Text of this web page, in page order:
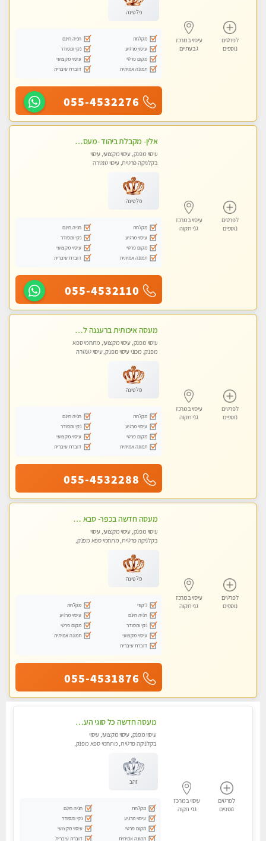
לפרטים
נוספים
עיסוי במרכז
גבעתיים
פלטינה
מקלחת
חניה חינם
עיסוי מרגיע
נקי ומסודר
מקום פרטי
עיסוי מקצועי
תמונה אמיתית
דוברת עיברית
055-4532276
לפרטים
נוספים
עיסוי במרכז
גני תקוה
אלין- מקבלת ביהוד -מעסה פרטית ואיכותית לבד ביהוד . עיסוי מפנק אצלי ביהוד
עיסוי מפנק, עיסוי מקצועי, עיסוי
בקלניקה פרטית, עיסוי טנטרה
פלטינה
מקלחת
חניה חינם
עיסוי מרגיע
נקי ומסודר
מקום פרטי
עיסוי מקצועי
תמונה אמיתית
דוברת עיברית
055-4532110
לפרטים
נוספים
עיסוי במרכז
גני תקוה
מעסה איכותית ברעננה למאסז מקצועי ומפנק לכל שרירי הגוף
עיסוי מפנק, עיסוי מקצועי, מתחמי ספא
מפנק, מכוני עיסוי מפנק, עיסוי טנטרה
פלטינה
מקלחת
חניה חינם
עיסוי מרגיע
נקי ומסודר
מקום פרטי
עיסוי מקצועי
תמונה אמיתית
דוברת עיברית
055-4532288
לפרטים
נוספים
עיסוי במרכז
גני תקוה
מעסה חדשה בכפר- סבא מוזמן לחוויה בלתי נשכחת!!!עיסוי מפנק ומקצועי ביותר במקום פרטי לחלוטין!
עיסוי מפנק, עיסוי מקצועי, עיסוי
בקלניקה פרטית, מתחמי ספא מפנק,
פלטינה
ג'קוזי
מקלחת
חניה חינם
עיסוי מרגיע
נקי ומסודר
מקום פרטי
עיסוי מקצועי
תמונה אמיתית
דוברת עיברית
055-4531876
לפרטים
נוספים
עיסוי במרכז
גני תקוה
מעסה חדשה כל סוגי העיסויים מעסה מקצועית ואיכותית פרטי!!!מומלץ לחלוטין!!
עיסוי מפנק, עיסוי מקצועי, עיסוי
בקלניקה פרטית, מתחמי ספא מפנק,
זהב
מקלחת
חניה חינם
עיסוי מרגיע
נקי ומסודר
מקום פרטי
עיסוי מקצועי
תמונה אמיתית
דוברת עיברית